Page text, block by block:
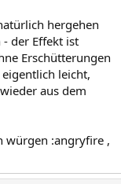
hergehen
der Effekt ist
Erschütterungen
leicht,
aus dem
würgen :angryfire ,